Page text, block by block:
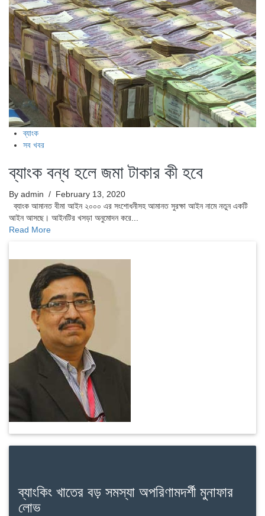
ব্যাংক
সব খবর
ব্যাংক বন্ধ হলে জমা টাকার কী হবে
By admin / February 13, 2020
ব্যাংক আমানত বীমা আইন ২০০০ এর সংশোধনীসহ আমানত সুরক্ষা আইন নামে নতুন একটি
আইন আসছে। আইনটির খসড়া অনুমোদন করে...
Read More
ব্যাংকিং খাতের বড় সমস্যা অপরিণামদর্শী মুনাফার
লোভ